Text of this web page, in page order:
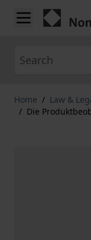
Skip to Content
Home / Law &
/ Die